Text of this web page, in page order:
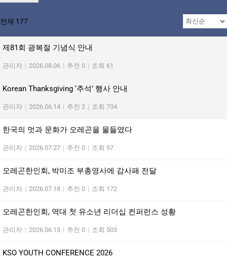
전체 177
제81회 광복절 기념식 안내
관리자 | 2026.08.06 | 추천 0 | 조회 61
Korean Thanksgiving ‘추석’ 행사 안내
관리자 | 2026.06.14 | 추천 2 | 조회 734
한국의 멋과 문화가 오레곤을 물들였다
관리자 | 2026.07.27 | 추천 0 | 조회 97
오레곤한인회, 박미조 부총영사에 감사패 전달
관리자 | 2026.07.18 | 추천 0 | 조회 172
오레곤한인회, 역대 첫 유소년 리더십 컨퍼런스 성황
관리자 | 2026.06.13 | 추천 0 | 조회 503
KSO YOUTH CONFERENCE 2026